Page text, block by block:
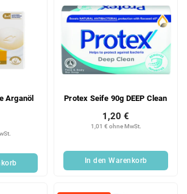
Arganöl
Protex Seife 90g DEEP Clean
1,01 € ohne MwSt.
1,20 €
In den Warenkorb